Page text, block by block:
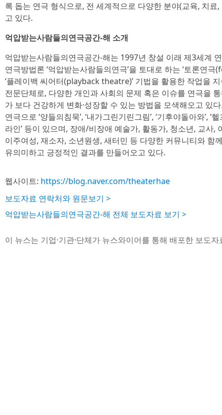
록 돕는 연극 형식으로, 전 세계적으로 다양한 분야(교육, 치
고 있다.
억압받는사람들의연극공간-해 소개
억압받는사람들의연극공간-해는 1997년 창설 이래 제3세계
연극방법론 ‘억압받는사람들의연극’을 토대로 하는 ‘토론연
‘플레이백 씨어터(playback theatre)’ 기법을 활용한 작업을
전문단체로, 다양한 개인과 사회의 문제 혹은 이슈를 연극을
가 보다 건강하게 변화·성장할 수 있는 방법을 모색해오고 있
연극으로 ‘양들의침묵’, ‘내가그린기린그림’, ‘기후야돌아와’, ‘
라인’ 등이 있으며, 장애/비장애 예술가, 활동가, 청소년, 교사,
이주여성, 재소자, 소년원생, 새터민 등 다양한 커뮤니티와 함
유의미하고 긍정적인 결과를 만들어오고 있다.
웹사이트: https://blog.naver.com/theaterhae
보도자료 연락처와 원문보기 >
억압받는사람들의연극공간-해 전체 보도자료 보기 >
이 뉴스는 기업·기관·단체가 뉴스와이어를 통해 배포한 보도